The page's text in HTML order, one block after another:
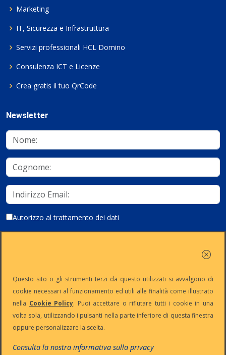
Marketing
IT, Sicurezza e Infrastruttura
Servizi professionali HCL Domino
Consulenza ICT e Licenze
Crea gratis il tuo QrCode
Newsletter
Autorizzo al trattamento dei dati
Partita Iva:
IT13383650150
Capitale
Sociale: €
10.500 i.v.
Iscrizione
REA n° MI-
Reg. Imp. n°
MI-2001-
: digiway@legalmail.it
Questo sito o gli strumenti terzi da questo utilizzati si avvalgono di
cookie necessari al funzionamento ed utili alle finalità come illustrato
nella Cookie Policy. Puoi accettare o rifiutare tutti i cookie in una
volta sola, utilizzando i pulsanti nella parte inferiore di questa finestra
oppure personalizzare la scelta.
Consulta la nostra informativa sulla privacy